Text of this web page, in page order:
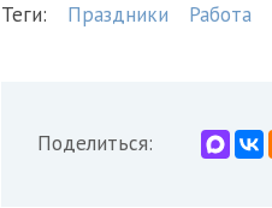
Теги: Праздники Работа
Поделиться: